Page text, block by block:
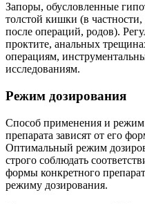
Запоры, обусловленные
толстой кишки (в
после операций, родов).
проктите, анальных
операциям,
исследованиям.
Режим дозирования
Способ применения и режим
препарата зависят от его
Оптимальный режим
строго соблюдать
формы конкретного
режиму дозирования.